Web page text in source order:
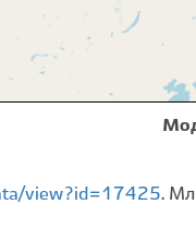
view?id=17425.